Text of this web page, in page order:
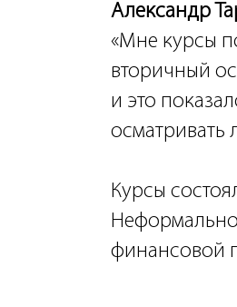
Александр
«Мне курсы
вторичный
и это
осматривать
Курсы
финансовой